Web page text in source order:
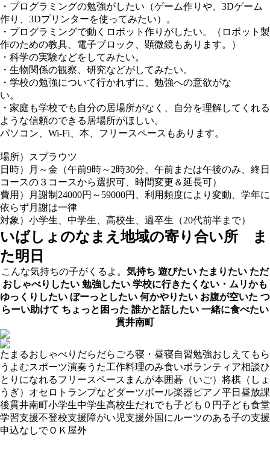
・プログラミングの勉強がしたい（ゲーム作りや、3Dゲーム
作り、3Dプリンターを使ってみたい）。
・プログラミングで動くロボット作りがしたい。（ロボット製
作のための教具、電子ブロック、顕微鏡もあります。）
・科学の実験などをしてみたい。
・生物関係の観察、研究などがしてみたい。
・学校の勉強について行かれずに、勉強への意欲がな
い。
・家庭も学校でも自分の居場所がなく、自分を理解してくれる
ような信頼のできる居場所がほしい。
パソコン、Wi-Fi、本、フリースペースもあります。
場所）スプラウツ
日時）月～金（午前9時～2時30分、午前または午後のみ、終日
コースの３コースから選択可、時間変更＆延長可）
費用）月謝制24000円～59000円、利用頻度により変動、学年に
依らず月謝は一律
対象）小学生、中学生、高校生、過卒生（20代前半まで）
いばしょのなまえ地域の寄り合い所 ま
た明日
こんな気持ちの子がくるよ。 気持ち 遊びたい たまりたい ただ
おしゃべりしたい 勉強したい 学校に行きたくない・ムリかも
ゆっくりしたい ぼーっとしたい 何かやりたい お腹が空いた つ
らーい助けて ちょっと困った 誰かと話したい 一緒に食べたい
貫井南町
たまるおしゃべり だらだら ごろ寝・昼寝自習勉強おしえてもら
う よむスポーツ演奏 うた工作料理のみ食いボランティア相談ひ
とりになれるフリースペース まんが本囲碁（いご） 将棋（しょ
うぎ） オセロ トランプなどダーツボール楽器 ピアノ平日昼放課
後貫井南町小学生中学生高校生だれでも子ども０円子ども食堂
学習支援不登校支援障がい児支援外国にルーツのある子の支援
申込なしでＯＫ 屋外